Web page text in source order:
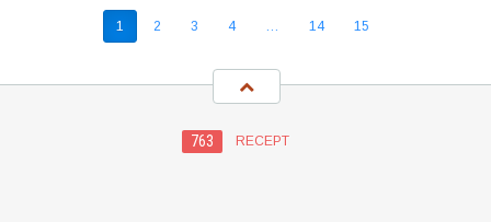
1 2 3 4 … 14 15
763 RECEPT